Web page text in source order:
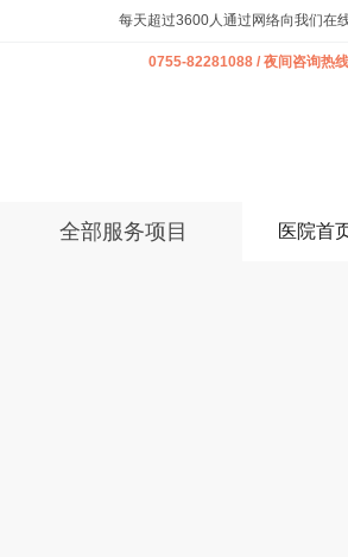
每天超过3600人通过网络向我们在
0755-82281088 / 夜间咨询热
全部服务项目 医院首